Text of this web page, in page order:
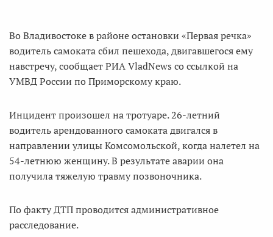
Во Владивостоке в районе остановки «Первая речка»
водитель самоката сбил пешехода, двигавшегося ему
навстречу, сообщает РИА VladNews со ссылкой на
УМВД России по Приморскому краю.
Инцидент произошел на тротуаре. 26-летний
водитель арендованного самоката двигался в
направлении улицы Комсомольской, когда налетел на
54-летнюю женщину. В результате аварии она
получила тяжелую травму позвоночника.
По факту ДТП проводится административное
расследование.